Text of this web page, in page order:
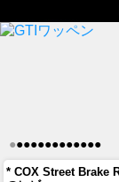
●●●●●●●●●●●●●
* COX Street Brake